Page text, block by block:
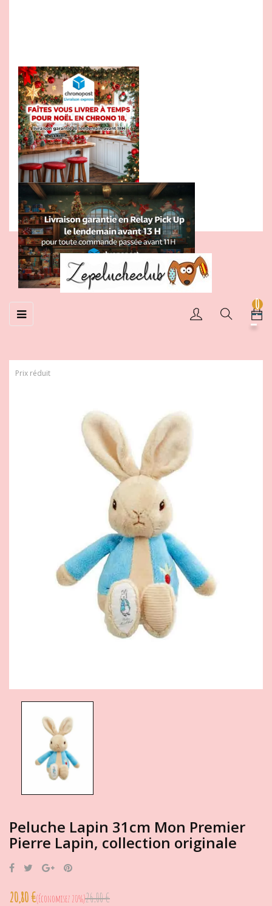
Basculer
la
☰
0
Prix réduit
Peluche Lapin 31cm Mon Premier
Pierre Lapin, collection originale
PartagerTweet Google+
20,80 € Économisez 20%26,00 €